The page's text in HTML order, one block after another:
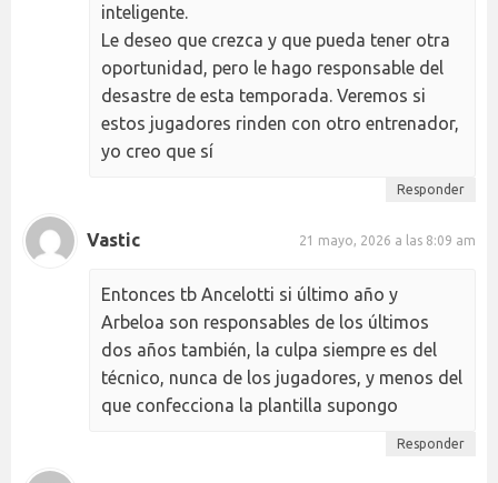
inteligente.
Le deseo que crezca y que pueda tener otra
oportunidad, pero le hago responsable del
desastre de esta temporada. Veremos si
estos jugadores rinden con otro entrenador,
yo creo que sí
Responder
Vastic 21 mayo, 2026 a las 8:09 am
Entonces tb Ancelotti si último año y
Arbeloa son responsables de los últimos
dos años también, la culpa siempre es del
técnico, nunca de los jugadores, y menos del
que confecciona la plantilla supongo
Responder